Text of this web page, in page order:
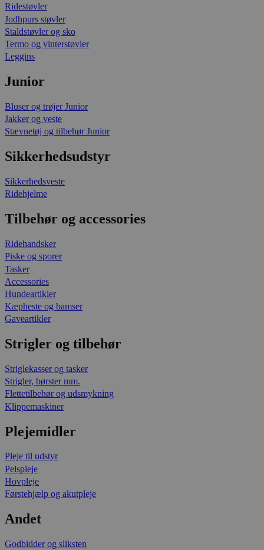
Ridestøvler
Jodhpurs støvler
Staldstøvler og sko
Termo og vinterstøvler
Leggins
Junior
Bluser og trøjer Junior
Jakker og veste
Stævnetøj og tilbehør Junior
Sikkerhedsudstyr
Sikkerhedsveste
Ridehjelme
Tilbehør og accessories
Ridehandsker
Piske og sporer
Tasker
Accessories
Hundeartikler
Kæpheste og bamser
Gaveartikler
Strigler og tilbehør
Striglekasser og tasker
Strigler, børster mm.
Flettetilbehør og udsmykning
Klippemaskiner
Plejemidler
Pleje til udstyr
Pelspleje
Hovpleje
Førstehjælp og akutpleje
Andet
Godbidder og sliksten